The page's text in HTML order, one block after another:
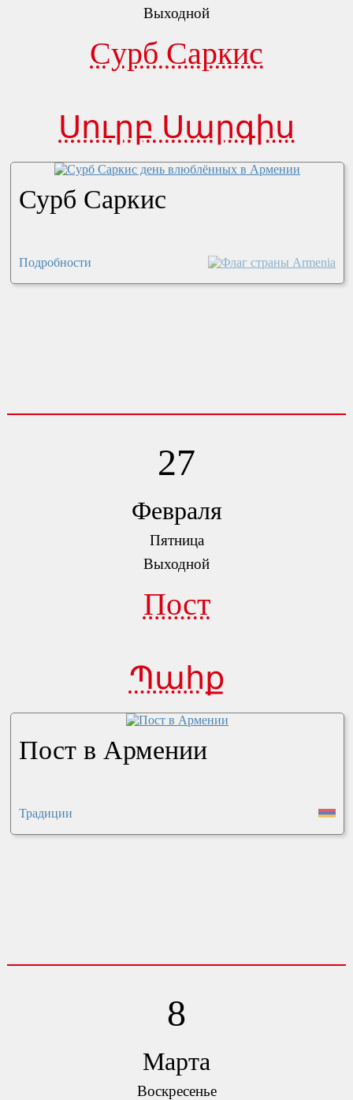
Выходной
Cурб Саркис
Սուրբ Սարգիս
Сурб Саркис
Подробности
27
Февраля
Пятница
Выходной
Пост
Պահք
Пост в Армении
Традиции
8
Марта
Воскресенье